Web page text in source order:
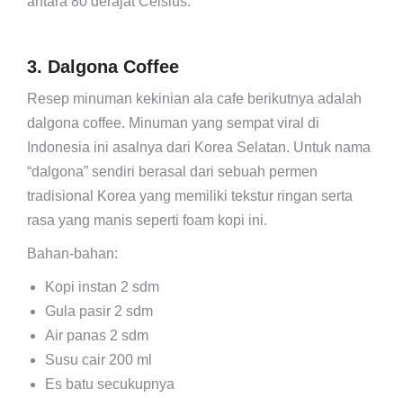
3. Dalgona Coffee
Resep minuman kekinian ala cafe berikutnya adalah
dalgona coffee. Minuman yang sempat viral di
Indonesia ini asalnya dari Korea Selatan. Untuk nama
“dalgona” sendiri berasal dari sebuah permen
tradisional Korea yang memiliki tekstur ringan serta
rasa yang manis seperti foam kopi ini.
Bahan-bahan:
Kopi instan 2 sdm
Gula pasir 2 sdm
Air panas 2 sdm
Susu cair 200 ml
Es batu secukupnya